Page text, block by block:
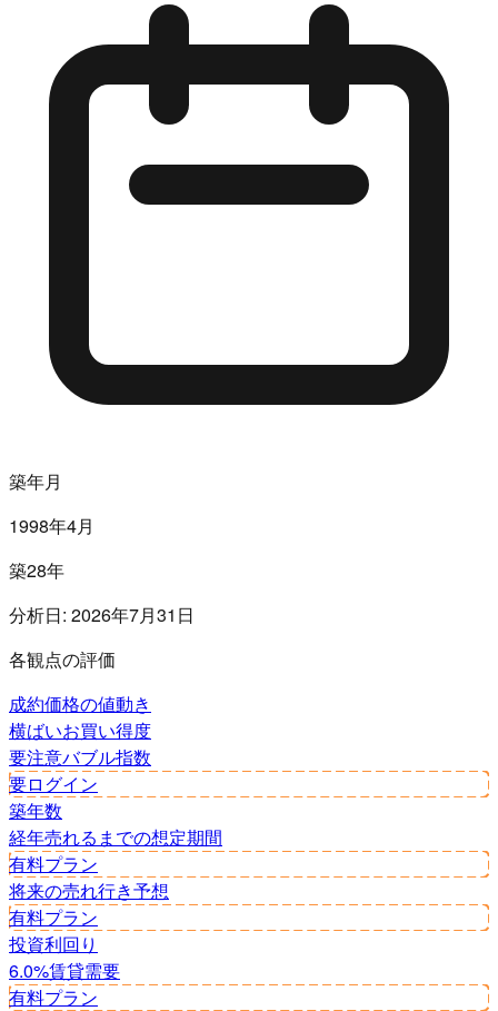
築年月
1998年4月
築28年
分析日: 2026年7月31日
各観点の評価
成約価格の値動き
横ばいお買い得度
要注意バブル指数
要ログイン
築年数
経年売れるまでの想定期間
有料プラン
将来の売れ行き予想
有料プラン
投資利回り
6.0%賃貸需要
有料プラン